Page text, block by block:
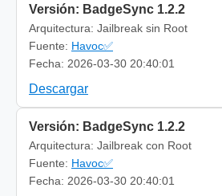
Versión: BadgeSync 1.2.2
Arquitectura: Jailbreak sin Root
Fuente: Havoc✅
Fecha: 2026-03-30 20:40:01
Descargar
Versión: BadgeSync 1.2.2
Arquitectura: Jailbreak con Root
Fuente: Havoc✅
Fecha: 2026-03-30 20:40:01